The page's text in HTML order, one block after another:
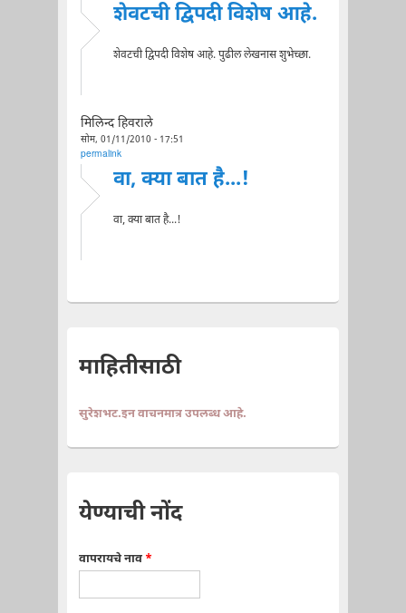
शेवटची द्विपदी विशेष आहे.
शेवटची द्विपदी विशेष आहे. पुढील लेखनास शुभेच्छा.
मिलिन्द हिवराले
सोम, 01/11/2010 - 17:51
permalink
वा, क्या बात है...!
वा, क्या बात है...!
माहितीसाठी
सुरेशभट.इन वाचनमात्र उपलब्ध आहे.
येण्याची नोंद
वापरायचे नाव *